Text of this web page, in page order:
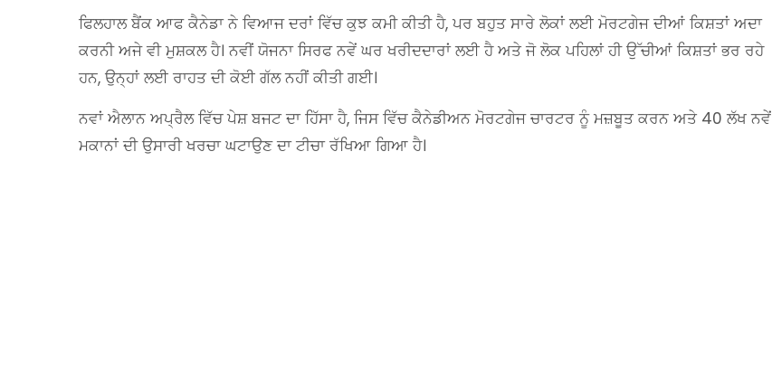
ਫਿਲਹਾਲ ਬੈਂਕ ਆਫ ਕੈਨੇਡਾ ਨੇ ਵਿਆਜ ਦਰਾਂ ਵਿੱਚ ਕੁਝ ਕਮੀ ਕੀਤੀ ਹੈ, ਪਰ ਬਹੁਤ ਸਾਰੇ ਲੋਕਾਂ ਲਈ ਮੋਰਟਗੇਜ ਦੀਆਂ ਕਿਸ਼ਤਾਂ ਅਦਾ
ਕਰਨੀ ਅਜੇ ਵੀ ਮੁਸ਼ਕਲ ਹੈ। ਨਵੀਂ ਯੋਜਨਾ ਸਿਰਫ ਨਵੇਂ ਘਰ ਖਰੀਦਦਾਰਾਂ ਲਈ ਹੈ ਅਤੇ ਜੋ ਲੋਕ ਪਹਿਲਾਂ ਹੀ ਉੱਚੀਆਂ ਕਿਸ਼ਤਾਂ ਭਰ ਰਹੇ
ਹਨ, ਉਨ੍ਹਾਂ ਲਈ ਰਾਹਤ ਦੀ ਕੋਈ ਗੱਲ ਨਹੀਂ ਕੀਤੀ ਗਈ।
ਨਵਾਂ ਐਲਾਨ ਅਪ੍ਰੈਲ ਵਿੱਚ ਪੇਸ਼ ਬਜਟ ਦਾ ਹਿੱਸਾ ਹੈ, ਜਿਸ ਵਿੱਚ ਕੈਨੇਡੀਅਨ ਮੋਰਟਗੇਜ ਚਾਰਟਰ ਨੂੰ ਮਜ਼ਬੂਤ ਕਰਨ ਅਤੇ 40 ਲੱਖ ਨਵੇਂ
ਮਕਾਨਾਂ ਦੀ ਉਸਾਰੀ ਖਰਚਾ ਘਟਾਉਣ ਦਾ ਟੀਚਾ ਰੱਖਿਆ ਗਿਆ ਹੈ।